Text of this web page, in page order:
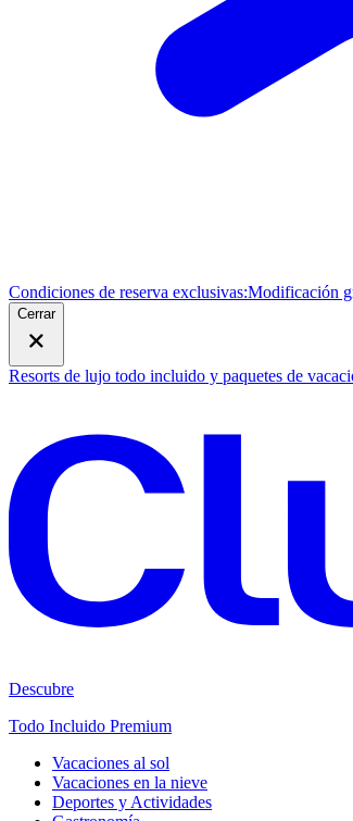
Condiciones de reserva exclusivas:Modificación
Cerrar
Resorts de lujo todo incluido y paquetes de
Descubre
Todo Incluido Premium
Vacaciones al sol
Vacaciones en la nieve
Deportes y Actividades